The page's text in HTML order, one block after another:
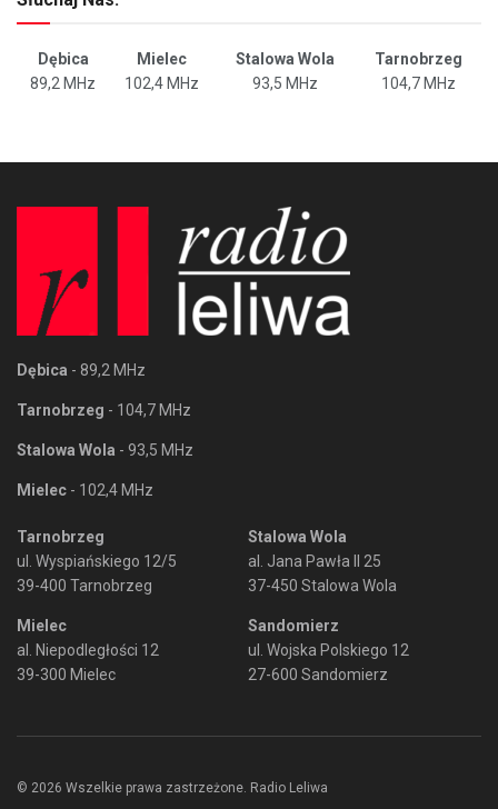
Dębica Mielec Stalowa Wola
Tarnobrzeg
89,2 MHz
102,4 MHz 93,5 MHz 104,7 MHz
Dębica - 89,2 MHz
Tarnobrzeg - 104,7 MHz
Stalowa Wola - 93,5 MHz
Mielec - 102,4 MHz
Tarnobrzeg
ul. Wyspiańskiego 12/5
39-400 Tarnobrzeg
Mielec
al. Niepodległości 12
39-300 Mielec
Stalowa Wola
al. Jana Pawła II 25
37-450 Stalowa Wola
Sandomierz
ul. Wojska Polskiego 12
27-600 Sandomierz
© 2026 Wszelkie prawa zastrzeżone. Radio Leliwa